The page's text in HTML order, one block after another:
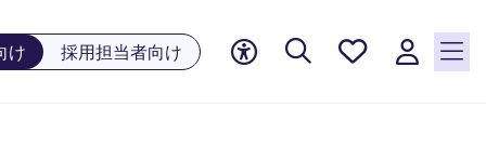
け 採用担当者向け
お気に